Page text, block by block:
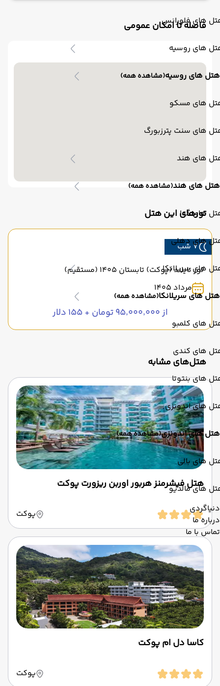
های فلورانس
های روسیه
هتل های روسیه(مشاهده همه)
های مسکو
های سنت پترزبورگ
های هند
هتل های هند(مشاهده همه)
های گوا
های دهلی
های سریلانکا
هتل های سریلانکا(مشاهده همه)
های کلمبو
های کندی
های بنتوتا
های اندونزی
هتل های اندونزی(مشاهده همه)
های بالی
های مالدیو
دنیاگردی
درباره ما
تماس با ما
فاصله تا امکان عمومی
تورهای این هتل
7 شب
تور تایلند (پوکت) تابستان 1405 (مستقیم)
مرداد 1405
از ۹۵٬۰۰۰٬۰۰۰ تومان + ۱۵۵ دلار
‌هتل‌های مشابه
هتل فیشرمنز هربور اوربن ریزورت پوکت
پوکت
کاسا دل ام پوکت
پوکت